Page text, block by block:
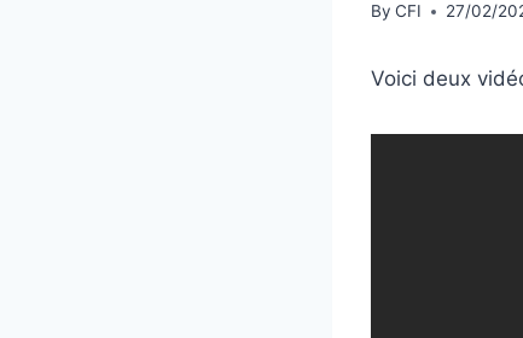
By CFI 27/02/
Voici deux